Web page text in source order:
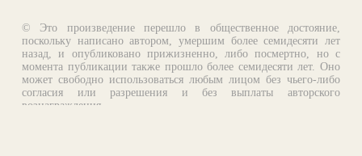
© Это произведение перешло в общественное достояние,
поскольку написано автором, умершим более семидесяти лет
назад, и опубликовано прижизненно, либо посмертно, но с
момента публикации также прошло более семидесяти лет. Оно
может свободно использоваться любым лицом без чьего-либо
согласия или разрешения и без выплаты авторского
вознаграждения.